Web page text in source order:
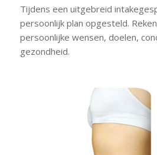
Tijdens een uitgebreid
persoonlijk plan opgesteld.
persoonlijke wensen, doelen,
gezondheid.